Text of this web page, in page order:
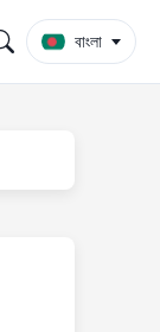
বাংলা